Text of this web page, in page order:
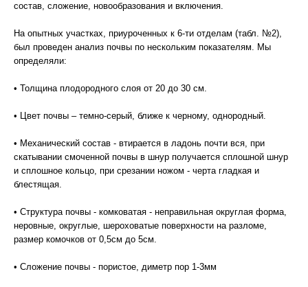
состав, сложение, новообразования и включения.
На опытных участках, приуроченных к 6-ти отделам (табл. №2),
был проведен анализ почвы по нескольким показателям. Мы
определяли:
• Толщина плодородного слоя от 20 до 30 см.
• Цвет почвы – темно-серый, ближе к черному, однородный.
• Механический состав - втирается в ладонь почти вся, при
скатывании смоченной почвы в шнур получается сплошной шнур
и сплошное кольцо, при срезании ножом - черта гладкая и
блестящая.
• Структура почвы - комковатая - неправильная округлая форма,
неровные, округлые, шероховатые поверхности на разломе,
размер комочков от 0,5см до 5см.
• Сложение почвы - пористое, диметр пор 1-3мм